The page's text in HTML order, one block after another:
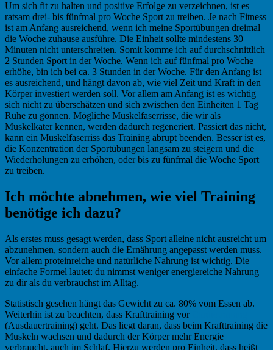
Um sich fit zu halten und positive Erfolge zu verzeichnen, ist es
ratsam drei- bis fünfmal pro Woche Sport zu treiben. Je nach Fitness
ist am Anfang ausreichend, wenn ich meine Sportübungen dreimal
die Woche zuhause ausführe. Die Einheit sollte mindestens 30
Minuten nicht unterschreiten. Somit komme ich auf durchschnittlich
2 Stunden Sport in der Woche. Wenn ich auf fünfmal pro Woche
erhöhe, bin ich bei ca. 3 Stunden in der Woche. Für den Anfang ist
es ausreichend, und hängt davon ab, wie viel Zeit und Kraft in den
Körper investiert werden soll. Vor allem am Anfang ist es wichtig
sich nicht zu überschätzen und sich zwischen den Einheiten 1 Tag
Ruhe zu gönnen. Mögliche Muskelfaserrisse, die wir als
Muskelkater kennen, werden dadurch regeneriert. Passiert das nicht,
kann ein Muskelfaserriss das Training abrupt beenden. Besser ist es,
die Konzentration der Sportübungen langsam zu steigern und die
Wiederholungen zu erhöhen, oder bis zu fünfmal die Woche Sport
zu treiben.
Ich möchte abnehmen, wie viel Training
benötige ich dazu?
Als erstes muss gesagt werden, dass Sport alleine nicht ausreicht um
abzunehmen, sondern auch die Ernährung angepasst werden muss.
Vor allem proteinreiche und natürliche Nahrung ist wichtig. Die
einfache Formel lautet: du nimmst weniger energiereiche Nahrung
zu dir als du verbrauchst im Alltag.
Statistisch gesehen hängt das Gewicht zu ca. 80% vom Essen ab.
Weiterhin ist zu beachten, dass Krafttraining vor
(Ausdauertraining) geht. Das liegt daran, dass beim Krafttraining die
Muskeln wachsen und dadurch der Körper mehr Energie
verbraucht, auch im Schlaf. Hierzu werden pro Einheit, dass heißt